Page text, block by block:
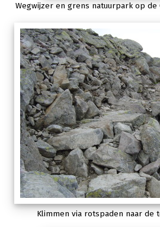
Wegwijzer en grens natuurpark op de
Klimmen via rotspaden naar de